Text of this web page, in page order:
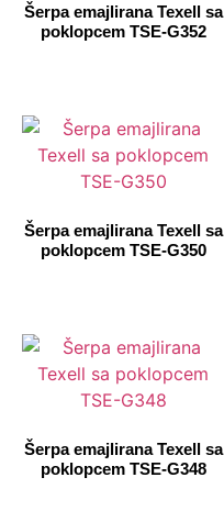
Šerpa emajlirana Texell sa
poklopcem TSE-G352
Šerpa emajlirana Texell sa
poklopcem TSE-G350
Šerpa emajlirana Texell sa
poklopcem TSE-G348